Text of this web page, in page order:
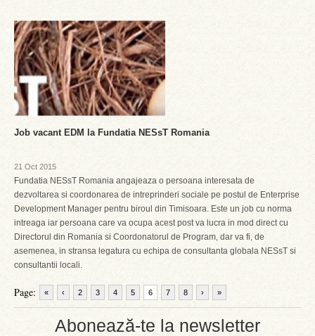
Abonează-te la newsletter
Job vacant EDM la Fundatia NESsT Romania
21 Oct 2015
Fundatia NESsT Romania angajeaza o persoana interesata de
dezvoltarea si coordonarea de intreprinderi sociale pe postul de Enterprise
Development Manager pentru biroul din Timisoara. Este un job cu norma
intreaga iar persoana care va ocupa acest post va lucra in mod direct cu
Directorul din Romania si Coordonatorul de Program, dar va fi, de
asemenea, in stransa legatura cu echipa de consultanta globala NESsT si
consultantii locali.
Page: « ‹ 2 3 4 5 6 7 8 › »